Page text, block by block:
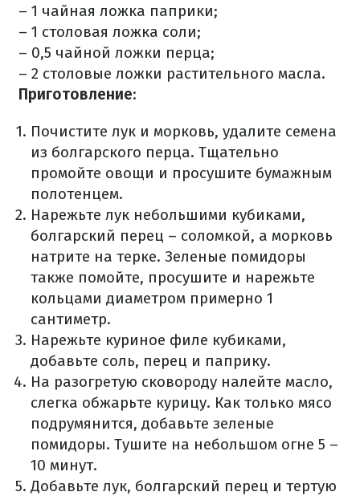
– 1 чайная ложка паприки;
– 1 столовая ложка соли;
– 0,5 чайной ложки перца;
– 2 столовые ложки растительного масла.
Приготовление:
Почистите лук и морковь, удалите семена
из болгарского перца. Тщательно
промойте овощи и просушите бумажным
полотенцем.
Нарежьте лук небольшими кубиками,
болгарский перец – соломкой, а морковь
натрите на терке. Зеленые помидоры
также помойте, просушите и нарежьте
кольцами диаметром примерно 1
сантиметр.
Нарежьте куриное филе кубиками,
добавьте соль, перец и паприку.
На разогретую сковороду налейте масло,
слегка обжарьте курицу. Как только мясо
подрумянится, добавьте зеленые
помидоры. Тушите на небольшом огне 5 –
10 минут.
Добавьте лук, болгарский перец и тертую